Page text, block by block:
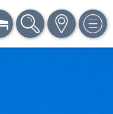
BUCHEN SUCHE KARTE MENÜ